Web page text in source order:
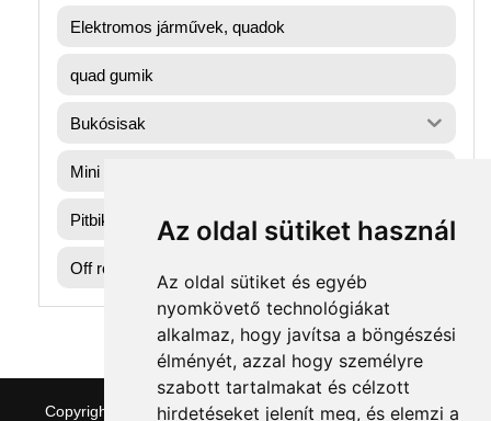
Az oldal sütiket használ
Az oldal sütiket és egyéb
nyomkövető technológiákat
alkalmaz, hogy javítsa a böngészési
élményét, azzal hogy személyre
szabott tartalmakat és célzott
hirdetéseket jelenít meg, és elemzi a
Elektromos járművek, quadok
quad gumik
Bukósisak
Mini gyerek quad
Pitbike dirtbike gumik
Off road motorok
Copyright © 2026 quaddepo.com | Theme: NewStoreby